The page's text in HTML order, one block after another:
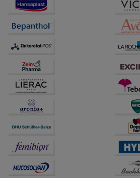
Statistik & Tracking:
Hierüber
Informationen über die Art und
unserer Website sammeln, mit
Website weiter für Sie optimieren
auf unserer Website aber auch die
Drittseiten möglichst relevant für
Bitte beachten Sie, dass Daten
Dritte wie z.B. Google oder soziale
übertragen werden.